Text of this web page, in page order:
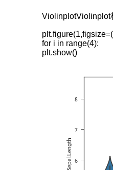
ViolinplotViolinplot
for i in range(4):
plt.show()